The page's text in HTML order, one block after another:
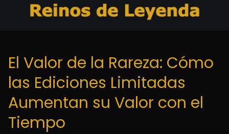
El Valor de la Rareza: Cómo
las Ediciones Limitadas
Aumentan su Valor con el
Tiempo